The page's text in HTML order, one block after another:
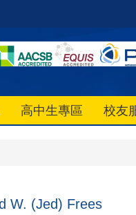
高中生專區 校友
W. (Jed) Frees